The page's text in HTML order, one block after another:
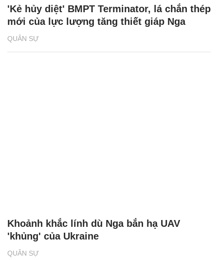
QUÂN SỰ
'Kẻ hủy diệt' BMPT Terminator, lá chắn thép
mới của lực lượng tăng thiết giáp Nga
QUÂN SỰ
Khoảnh khắc lính dù Nga bắn hạ UAV
'khủng' của Ukraine